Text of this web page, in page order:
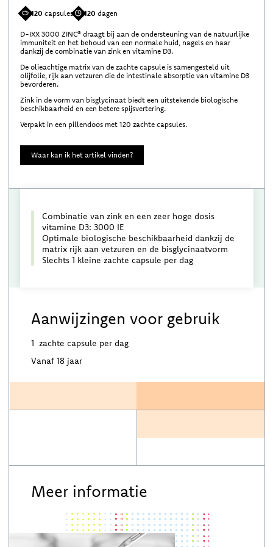
120 capsules 120 dagen
D-IXX 3000 ZINC® draagt bij aan de ondersteuning van de natuurlijke
immuniteit en het behoud van een normale huid, nagels en haar
dankzij de combinatie van zink en vitamine D3.
De olieachtige matrix van de zachte capsule is samengesteld uit
olijfolie, rijk aan vetzuren die de intestinale absorptie van vitamine D3
bevorderen.
Zink in de vorm van bisglycinaat biedt een uitstekende biologische
beschikbaarheid en een betere spijsvertering.
Verpakt in een pillendoos met 120 zachte capsules.
Waar kan ik het artikel vinden?
Combinatie van zink en een zeer hoge dosis
vitamine D3: 3000 IE
Optimale biologische beschikbaarheid dankzij de
matrix rijk aan vetzuren en de bisglycinaatvorm
Slechts 1 kleine zachte capsule per dag
Aanwijzingen voor gebruik
1 zachte capsule per dag
Vanaf 18 jaar
Meer informatie